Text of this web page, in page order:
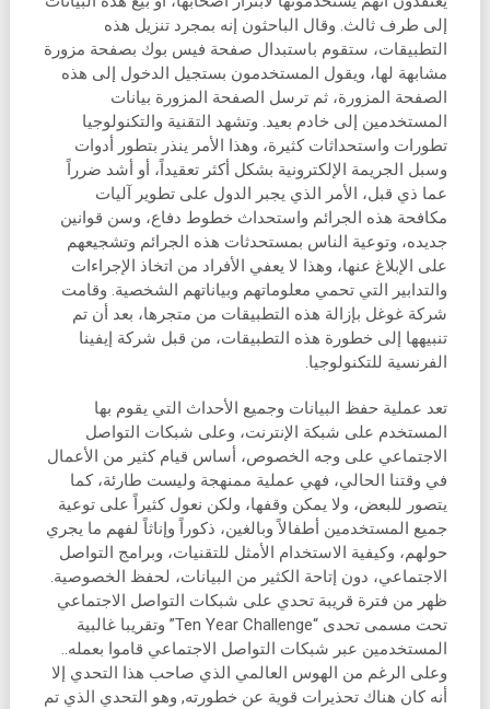
إلى طرف ثالث. وقال الباحثون إنه بمجرد تنزيل هذه
التطبيقات، ستقوم باستبدال صفحة فيس بوك بصفحة مزورة
مشابهة لها، ويقول المستخدمون بستجيل الدخول إلى هذه
الصفحة المزورة، ثم ترسل الصفحة المزورة بيانات
المستخدمين إلى خادم بعيد. وتشهد التقنية والتكنولوجيا
تطورات واستحداثات كثيرة، وهذا الأمر ينذر بتطور أدوات
وسبل الجريمة الإلكترونية بشكل أكثر تعقيداً، أو أشد ضرراً
عما ذي قبل، الأمر الذي يجبر الدول على تطوير آليات
مكافحة هذه الجرائم واستحداث خطوط دفاع، وسن قوانين
جديده، وتوعية الناس بمستحدثات هذه الجرائم وتشجيعهم
على الإبلاغ عنها، وهذا لا يعفي الأفراد من اتخاذ الإجراءات
والتدابير التي تحمي معلوماتهم وبياناتهم الشخصية. وقامت
شركة غوغل بإزالة هذه التطبيقات من متجرها، بعد أن تم
تنبيهها إلى خطورة هذه التطبيقات، من قبل شركة إيفينا
الفرنسية للتكنولوجيا.
تعد عملية حفظ البيانات وجميع الأحداث التي يقوم بها
المستخدم على شبكة الإنترنت، وعلى شبكات التواصل
الاجتماعي على وجه الخصوص، أساس قيام كثير من الأعمال
في وقتنا الحالي، فهي عملية ممنهجة وليست طارئة، كما
يتصور للبعض، ولا يمكن وقفها، ولكن نعول كثيراً على توعية
جميع المستخدمين أطفالاً وبالغين، ذكوراً وإناثاً لفهم ما يجري
حولهم، وكيفية الاستخدام الأمثل للتقنيات، وبرامج التواصل
الاجتماعي، دون إتاحة الكثير من البيانات، لحفظ الخصوصية.
ظهر من فترة قريبة تحدي على شبكات التواصل الاجتماعي
تحت مسمى تحدى “Ten Year Challenge” وتقريبا غالبية
المستخدمين عبر شبكات التواصل الاجتماعي قاموا بعمله..
وعلى الرغم من الهوس العالمي الذي صاحب هذا التحدي إلا
أنه كان هناك تحذيرات قوية عن خطورته, وهو التحدي الذي تم